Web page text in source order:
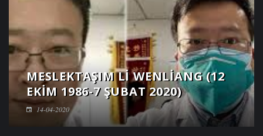
MESLEKTAŞIM LI WENLIANG (12
EKIM 1986-7 ŞUBAT 2020)
14-04-2020